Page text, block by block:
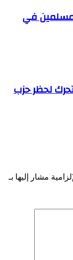
في
لحظر حزب
مشار إليها بـ